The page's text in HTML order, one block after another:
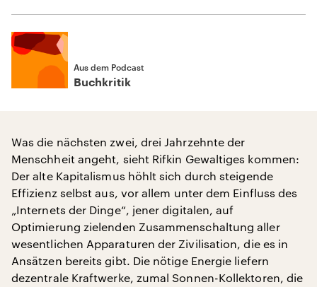
Aus dem Podcast
Buchkritik
Was die nächsten zwei, drei Jahrzehnte der
Menschheit angeht, sieht Rifkin Gewaltiges kommen:
Der alte Kapitalismus höhlt sich durch steigende
Effizienz selbst aus, vor allem unter dem Einfluss des
„Internets der Dinge“, jener digitalen, auf
Optimierung zielenden Zusammenschaltung aller
wesentlichen Apparaturen der Zivilisation, die es in
Ansätzen bereits gibt. Die nötige Energie liefern
dezentrale Kraftwerke, zumal Sonnen-Kollektoren, die